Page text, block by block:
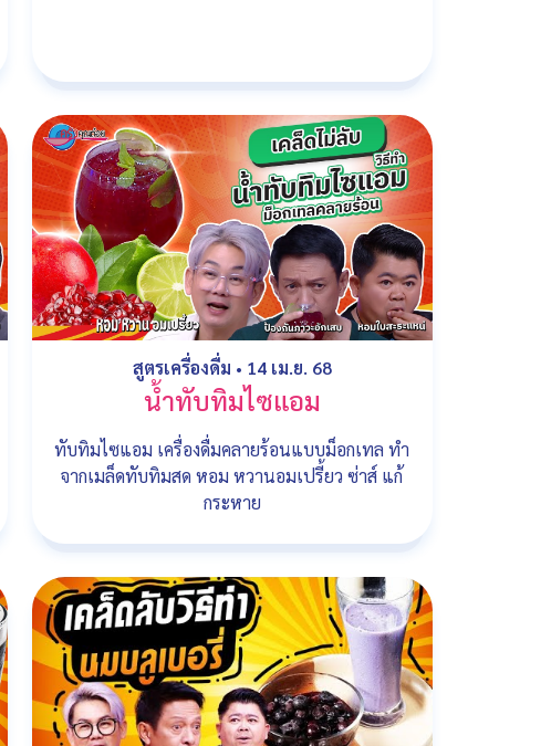
สูตรเครื่องดื่ม • 14 เม.ย. 68
น้ำทับทิมไซแอม
ทับทิมไซแอม เครื่องดื่มคลายร้อนแบบม็อกเทล ทำ
จากเมล็ดทับทิมสด หอม หวานอมเปรี้ยว ซ่าส์ แก้
กระหาย